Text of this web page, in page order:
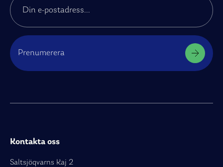
Prenumerera
Kontakta oss
Saltsjöqvarns Kaj 2